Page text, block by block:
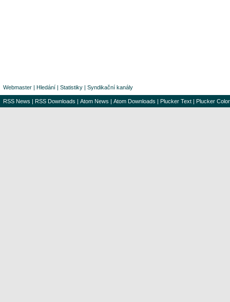
Webmaster | Hledání | Statistiky | Syndikační kanály
RSS News | RSS Downloads | Atom News | Atom Downloads | Plucker Text | Plucker Color